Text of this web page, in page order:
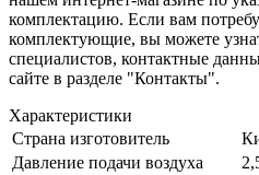
комплектацию. Если вам
комплектующие, вы можете
специалистов, контактные
сайте в разделе "Контакты".
Характеристики
Страна изготовитель
Давление подачи воздуха